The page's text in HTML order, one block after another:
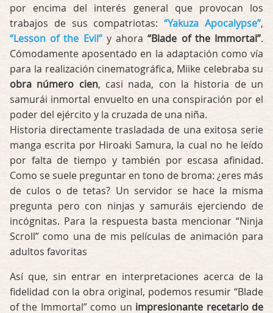
por encima del interés general que provocan los
trabajos de sus compatriotas:“Yakuza Apocalypse”,
“Lesson of the Evil”y ahora“Blade of the Immortal”.
Cómodamente aposentado en la adaptación como vía
para la realización cinematográfica, Miike celebraba su
obra número cien, casi nada, con la historia de un
samurái inmortal envuelto en una conspiración por el
poder del ejército y la cruzada de una niña.
Historia directamente trasladada de una exitosa serie
manga escrita por Hiroaki Samura, la cual no he leído
por falta de tiempo y también por escasa afinidad.
Como se suele preguntar en tono de broma: ¿eres más
de culos o de tetas? Un servidor se hace la misma
pregunta pero con ninjas y samuráis ejerciendo de
incógnitas. Para la respuesta basta mencionar “Ninja
Scroll” como una de mis películas de animación para
adultos favoritas
Así que, sin entrar en interpretaciones acerca de la
fidelidad con la obra original, podemos resumir “Blade
of the Immortal” como un impresionante recetario de